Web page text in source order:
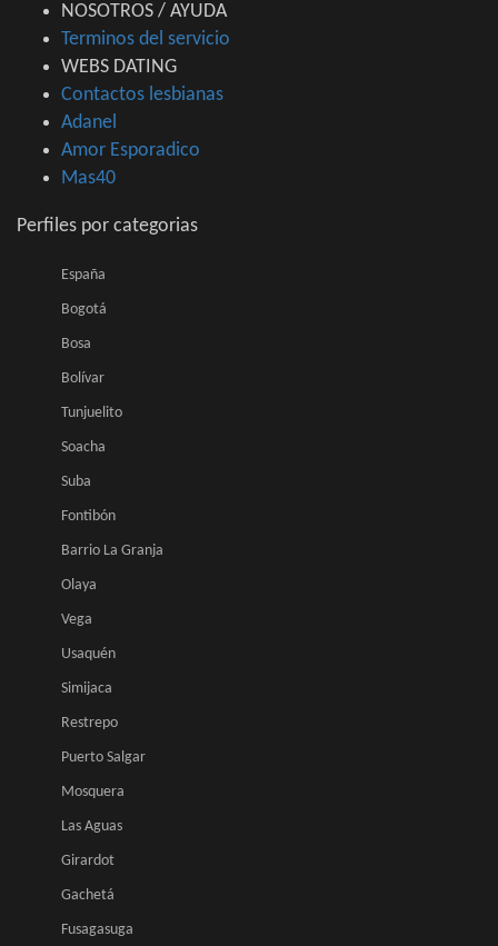
NOSOTROS / AYUDA
Terminos del servicio
WEBS DATING
Contactos lesbianas
Adanel
Amor Esporadico
Mas40
Perfiles por categorias
España
Bogotá
Bosa
Bolívar
Tunjuelito
Soacha
Suba
Fontibón
Barrio La Granja
Olaya
Vega
Usaquén
Simijaca
Restrepo
Puerto Salgar
Mosquera
Las Aguas
Girardot
Gachetá
Fusagasuga